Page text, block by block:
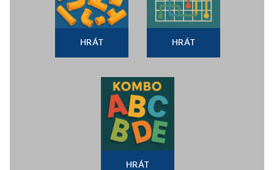
HRÁT HRÁT
HRÁT